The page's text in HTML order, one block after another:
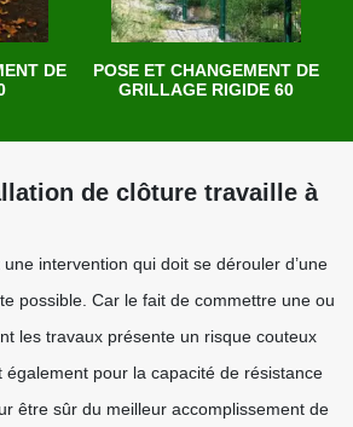
DE
POSE ET CHANGEMENT DE
GRILLAGE RIGIDE 60
de clôture travaille à
intervention qui doit se dérouler d’une
possible. Car le fait de commettre une ou
les travaux présente un risque couteux
également pour la capacité de résistance
être sûr du meilleur accomplissement de